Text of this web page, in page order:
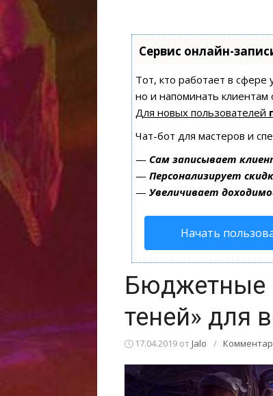
Сервис онлайн-
Тот, кто работает в сфере
но и напоминать
Для новых пользователей
Чат-бот для мастеров и
— Сам записывает
— Персонализирует
— Увеличивает
Начать
Бюджетные
теней» для
17.04.2019 от Jalo /